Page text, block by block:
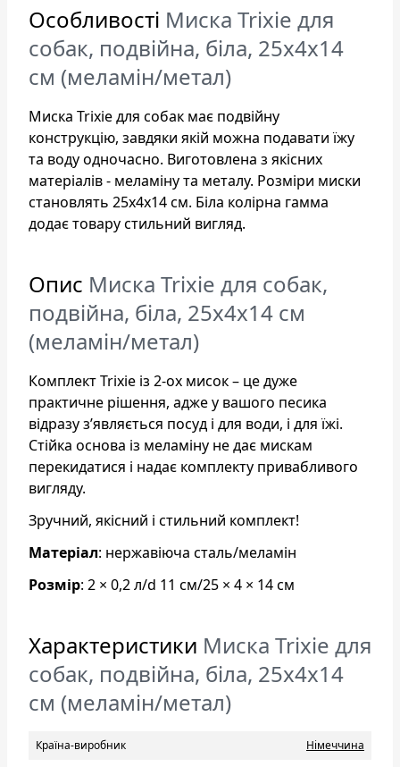
Особливості Миска Trixie для
собак, подвійна, біла, 25х4х14
см (меламін/метал)
Миска Trixie для собак має подвійну
конструкцію, завдяки якій можна подавати їжу
та воду одночасно. Виготовлена з якісних
матеріалів - меламіну та металу. Розміри миски
становлять 25х4х14 см. Біла колірна гамма
додає товару стильний вигляд.
Опис Миска Trixie для собак,
подвійна, біла, 25х4х14 см
(меламін/метал)
Комплект Trixie із 2-ох мисок – це дуже
практичне рішення, адже у вашого песика
відразу з’являється посуд і для води, і для їжі.
Стійка основа із меламіну не дає мискам
перекидатися і надає комплекту привабливого
вигляду.
Зручний, якісний і стильний комплект!
Матеріал: нержавіюча сталь/меламін
Розмір: 2 × 0,2 л/d 11 см/25 × 4 × 14 см
Характеристики Миска Trixie для
собак, подвійна, біла, 25х4х14
см (меламін/метал)
Країна-виробник
Нiмеччина